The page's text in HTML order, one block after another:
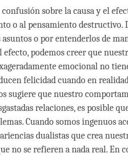
confusión sobre la causa y el
o al pensamiento destructivo.
o por entenderlos de
efecto, podemos creer que
emocional no
felicidad cuando en
sugiere que nuestro
relaciones, es posible
Cuando somos ingenuos
dualistas que crea
no se refieren a nada real. En